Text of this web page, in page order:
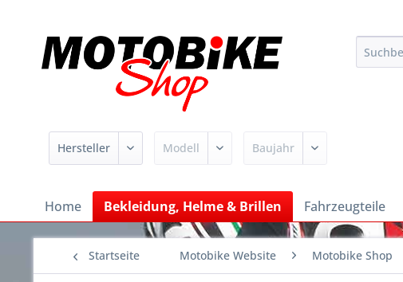
Home Bekleidung, Helme & Brillen Fahrzeugteile
Startseite Motobike Website Motobike Shop